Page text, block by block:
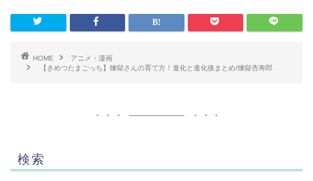
HOME
アニメ・漫画
【きめつたまごっち】煉獄さんの育て方！進化と進化後まとめ/煉獄杏寿郎
検索